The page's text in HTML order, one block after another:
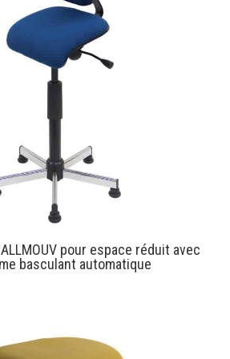
pour espace réduit avec
basculant automatique